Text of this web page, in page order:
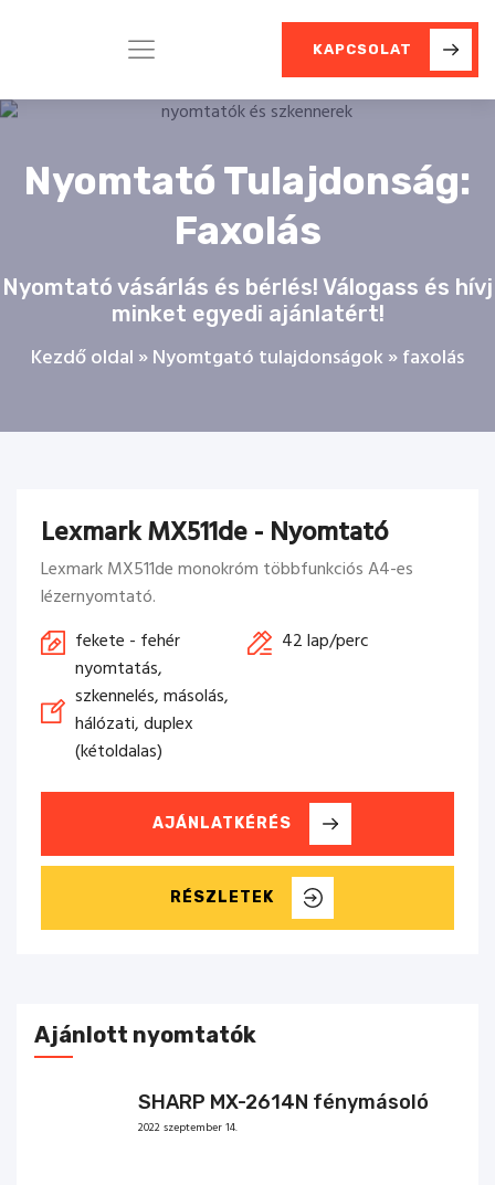
KAPCSOLAT
Nyomtató Tulajdonság:
Faxolás
Nyomtató vásárlás és bérlés! Válogass és hívj
minket egyedi ajánlatért!
Kezdő oldal »Nyomtgató tulajdonságok »faxolás
Lexmark MX511de - Nyomtató
Lexmark MX511de monokróm többfunkciós A4-es
lézernyomtató.
fekete - fehér
42 lap/perc
nyomtatás,
szkennelés, másolás,
hálózati, duplex
(kétoldalas)
AJÁNLATKÉRÉS
RÉSZLETEK
Ajánlott nyomtatók
SHARP MX-2614N fénymásoló
2022 szeptember 14.